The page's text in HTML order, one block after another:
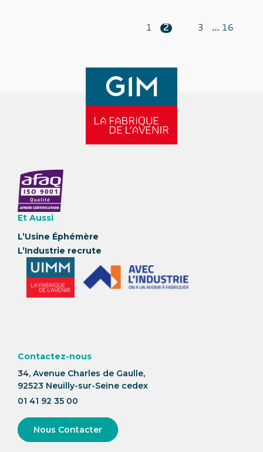
1 2 3 … 16
Et Aussi
L’Usine Éphémère
L’Industrie recrute
Contactez-nous
34, Avenue Charles de Gaulle,
92523 Neuilly-sur-Seine cedex
01 41 92 35 00
Nous Contacter